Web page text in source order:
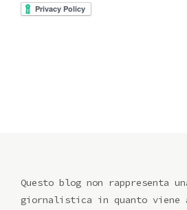
Questo blog non rappresenta
giornalistica in quanto viene